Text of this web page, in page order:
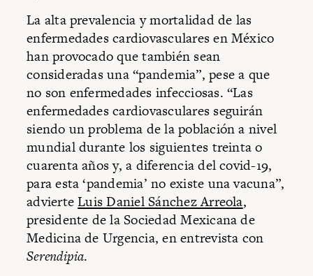
La alta prevalencia y mortalidad de las
enfermedades cardiovasculares en México
han provocado que también sean
consideradas una “pandemia”, pese a que
no son enfermedades infecciosas. “Las
enfermedades cardiovasculares seguirán
siendo un problema de la población a nivel
mundial durante los siguientes treinta o
cuarenta años y, a diferencia del covid-19,
para esta ‘pandemia’ no existe una vacuna”,
advierteLuis Daniel Sánchez Arreola,
presidente de la Sociedad Mexicana de
Medicina de Urgencia, en entrevista con
Serendipia.